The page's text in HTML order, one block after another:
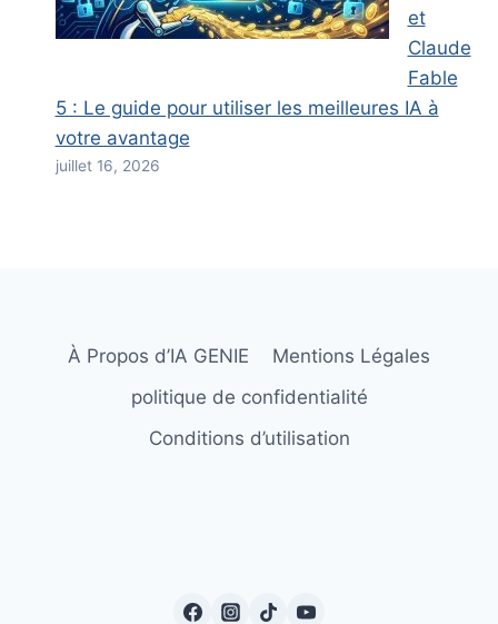
et
Claude
Fable
5 : Le guide pour utiliser les meilleures IA à
votre avantage
juillet 16, 2026
À Propos d’IA GENIE
Mentions Légales
politique de confidentialité
Conditions d’utilisation